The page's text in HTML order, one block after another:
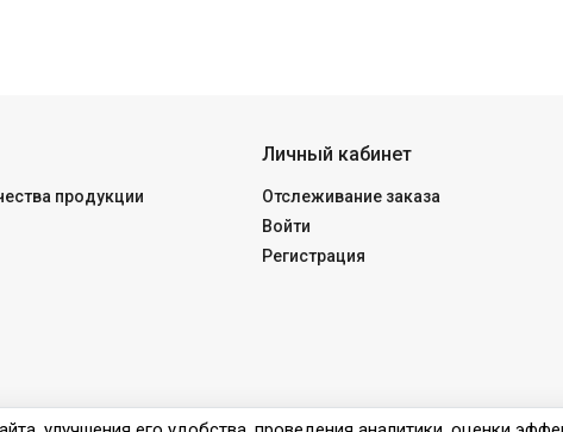
продукции
Личный кабинет
Отслеживание заказа
Войти
Регистрация